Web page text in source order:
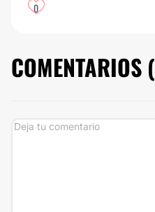
0
COMENTARIOS (